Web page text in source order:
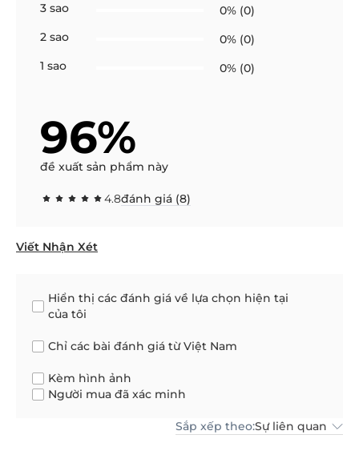
96%
đề xuất sản phẩm này
4.8đánh giá (8)
3 sao
0% (0)
2 sao
0% (0)
1 sao
0% (0)
Viết Nhận Xét
Hiển thị các đánh giá về lựa chọn hiện tại
của tôi
Chỉ các bài đánh giá từ Việt Nam
Kèm hình ảnh
Người mua đã xác minh
Sắp xếp theo:Sự liên quan